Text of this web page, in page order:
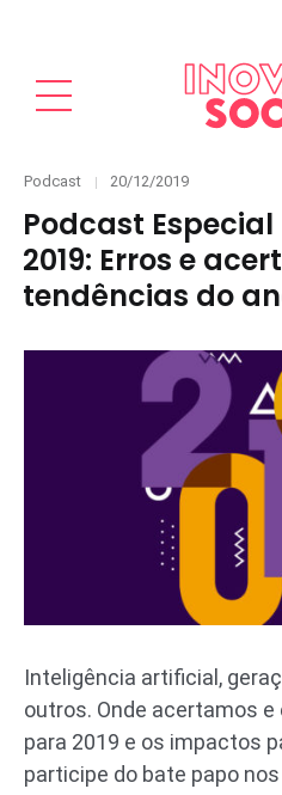
Categories
Podcast
Posted
20/12/2019
Podcast
2019: Erros e
tendências do
Inteligência artificial,
outros. Onde acertamos
para 2019 e os impactos
participe do bate papo